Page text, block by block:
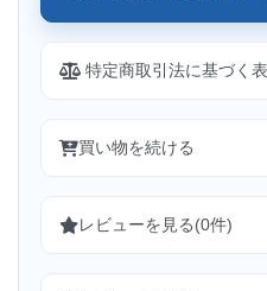
特定商取引法に基づく
買い物を続ける
レビューを見る(0件)